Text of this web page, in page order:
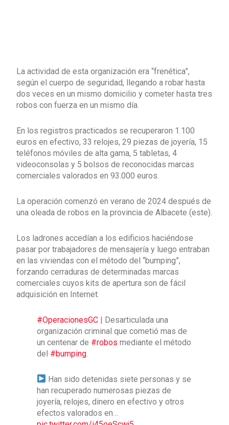
La actividad de esta organización era “frenética”,
según el cuerpo de seguridad, llegando a robar hasta
dos veces en un mismo domicilio y cometer hasta tres
robos con fuerza en un mismo día.
En los registros practicados se recuperaron 1.100
euros en efectivo, 33 relojes, 29 piezas de joyería, 15
teléfonos móviles de alta gama, 5 tabletas, 4
videoconsolas y 5 bolsos de reconocidas marcas
comerciales valorados en 93.000 euros.
La operación comenzó en verano de 2024 después de
una oleada de robos en la provincia de Albacete (este).
Los ladrones accedían a los edificios haciéndose
pasar por trabajadores de mensajería y luego entraban
en las viviendas con el método del “bumping”,
forzando cerraduras de determinadas marcas
comerciales cuyos kits de apertura son de fácil
adquisición en Internet.
#OperacionesGC | Desarticulada una
organización criminal que cometió mas de
un centenar de #robos mediante el método
del #bumping
Han sido detenidas siete personas y se
han recuperado numerosas piezas de
joyería, relojes, dinero en efectivo y otros
efectos valorados en…